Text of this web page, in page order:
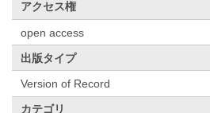
アクセス権
open access
出版タイプ
Version of Record
カテゴリ